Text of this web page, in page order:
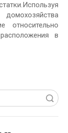
относительно
в